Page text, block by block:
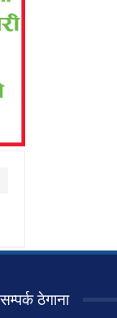
सम्पर्क ठेगाना